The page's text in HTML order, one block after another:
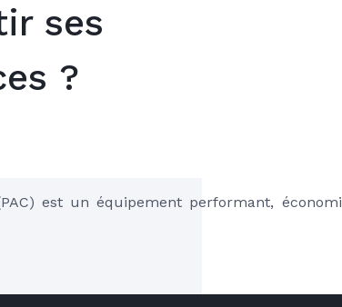
ses
?
est un équipement performant,